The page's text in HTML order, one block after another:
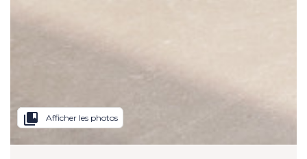
collections_bookmark Afficher les photos